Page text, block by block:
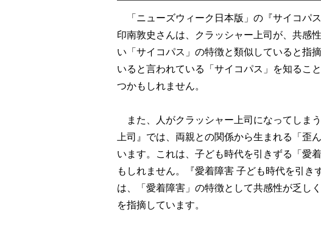
「ニューズウィーク日本版」の『サイコパ
印南敦史さんは、クラッシャー上司が、共感
い「サイコパス」の特徴と類似していると指
いると言われている「サイコパス」を知るこ
つかもしれません。
また、人がクラッシャー上司になってしま
上司』では、両親との関係から生まれる「歪
います。これは、子ども時代を引きずる「愛
もしれません。『愛着障害 子ども時代を引き
は、「愛着障害」の特徴として共感性が乏し
を指摘しています。